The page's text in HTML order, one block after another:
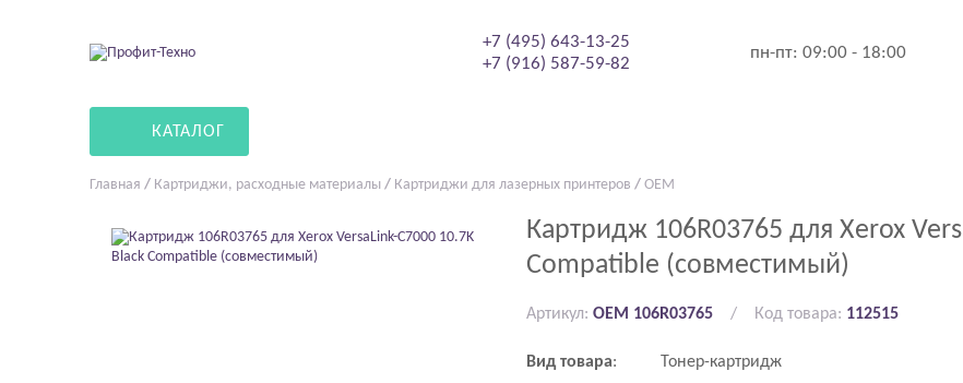
+7 (495) 643-13-25
+7 (916) 587-59-82
пн-пт: 09:00 - 18:00
КАТАЛОГ
Главная / Картриджи, расходные материалы / Картриджи для лазерных принтеров / OEM
Картридж 106R03765 для Xerox
Compatible (совместимый)
Артикул: OEM 106R03765 Код товара: 112515
Вид товара:
Тонер-картридж